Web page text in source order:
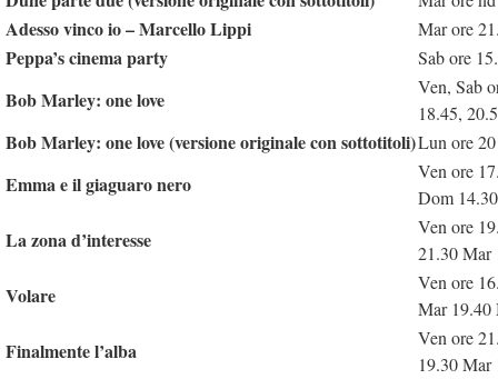
Adesso vinco io – Marcello Lippi Mar ore
Peppa’s cinema party Sab ore
Bob Marley: one love
Ven, Sab
18.45,
Bob Marley: one love (versione originale con sottotitoli)Lun ore 20
Emma e il giaguaro nero
Ven ore
Dom
La zona d’interesse
Ven ore
21.30 Mar
Volare
Ven ore
Mar 19.40
Finalmente l’alba
Ven ore
19.30 Mar